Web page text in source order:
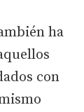
ha
con